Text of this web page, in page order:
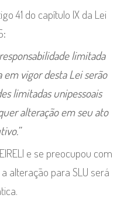
41 do capítulo IX da Lei
limitada
em vigor desta Lei serão
limitadas unipessoais
alteração em seu ato
e se preocupou com
alteração para SLU será